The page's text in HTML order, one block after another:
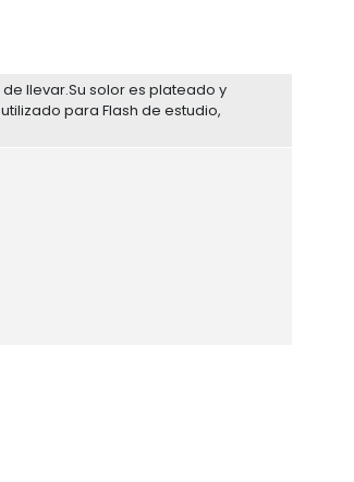
llevar.Su solor es plateado y
para Flash de estudio,